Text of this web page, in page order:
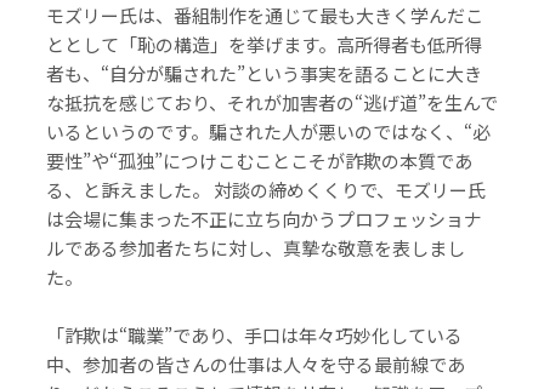
モズリー氏は、番組制作を通じて最も大きく学んだこ
ととして「恥の構造」を挙げます。高所得者も低所得
者も、“自分が騙された”という事実を語ることに大き
な抵抗を感じており、それが加害者の“逃げ道”を生んで
いるというのです。騙された人が悪いのではなく、“必
要性”や“孤独”につけこむことこそが詐欺の本質であ
る、と訴えました。 対談の締めくくりで、モズリー氏
は会場に集まった不正に立ち向かうプロフェッショナ
ルである参加者たちに対し、真摯な敬意を表しまし
た。
「詐欺は“職業”であり、手口は年々巧妙化している
中、参加者の皆さんの仕事は人々を守る最前線であ